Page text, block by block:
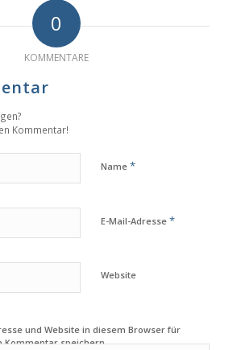
0
KOMMENTARE
Kommentar!
Name *
E-Mail-Adresse *
Website
und Website in diesem Browser für
Kommentar speichern.